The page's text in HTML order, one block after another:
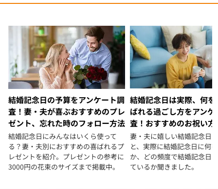
結婚記念日の予算をアンケート調
査！妻・夫が喜ぶおすすめのプレ
ゼント、忘れた時のフォロー方法
結婚記念日にみんなはいくら使って
る？妻・夫別におすすめの喜ばれるプ
レゼントを紹介。プレゼントの参考に
3000円の花束のサイズまで掲載中。
結婚記念日は実際、何
ばれる過ごし方をアンケ
査！おすすめのお祝い方
妻・夫に嬉しい結婚記念日
と、実際に結婚記念日に何
か、どの頻度で結婚記念日
ているか聞きました。